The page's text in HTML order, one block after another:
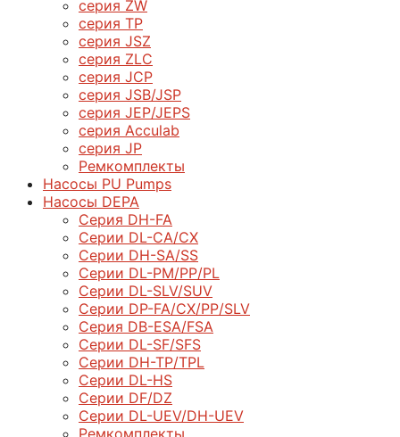
серия ZW
серия TP
серия JSZ
серия ZLC
серия JCP
серия JSB/JSP
серия JEP/JEPS
серия Acculab
серия JP
Ремкомплекты
Насосы PU Pumps
Насосы DEPA
Серия DH-FA
Серии DL-CA/CX
Серии DH-SA/SS
Серии DL-PM/РР/PL
Серии DL-SLV/SUV
Серии DP-FA/CX/PP/SLV
Серия DB-ЕSA/FSA
Серии DL-SF/SFS
Серии DН-ТP/ТPL
Серии DL-HS
Серии DF/DZ
Серии DL-UEV/DH-UEV
Ремкомплекты